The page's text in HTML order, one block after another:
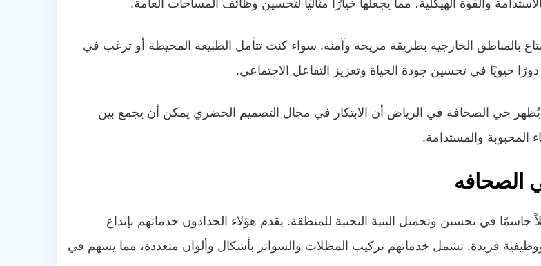
والقوة الهيكلية، مما يجعلها خيارًا مثاليًا لتحسين وظائف المساحات العامة.
بالمناطق الخارجية بطريقة مريحة وآمنة. سواء كنت تتأمل الطبيعة المحيطة أو ترغب في
حيويًا في تحسين جودة الحياة وتعزيز التفاعل الاجتماعي.
يُظهر حي الصحافة في الرياض أن الابتكار في مجال التصميم الحضري يمكن أن يجمع بين
المحبوبة والمستدامة.
الصحافه
في تحسين وتجميل البنية التحتية للمنطقة. يقدم هؤلاء الحدادون خدماتهم بإبداع
فريدة. تشمل خدماتهم تركيب المظلات والسواتر بأشكال وألوان متعددة، مما يسهم في